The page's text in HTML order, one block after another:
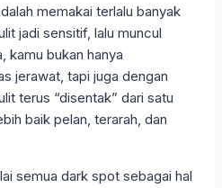
memakai terlalu banyak
jadi sensitif, lalu muncul
kamu bukan hanya
jerawat, tapi juga dengan
terus “disentak” dari satu
baik pelan, terarah, dan
semua dark spot sebagai hal